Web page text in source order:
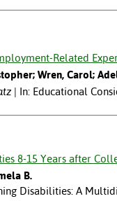
Related
Wren, Carol;
In: Educational
8-15 Years after
B.
Disabilities: A